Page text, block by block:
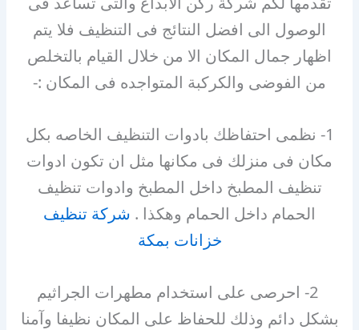
الوصول الى افضل النتائج فى التنظيف فلا يتم
اظهار جمال المكان الا من خلال القيام بالتخلص
من الفوضى والكركبة المتواجده فى المكان :-
1- نظمى احتفاظك بادوات التنظيف الخاصه بكل
مكان فى منزلك فى مكانها مثل ان تكون ادوات
تنظيف المطبخ داخل المطبخ وادوات تنظيف
الحمام داخل الحمام وهكذا . شركة تنظيف
خزانات بمكة
2- احرصى على استخدام مطهرات الجراثيم
بشكل دائم وذلك للحفاظ على المكان نظيفا وآمنا